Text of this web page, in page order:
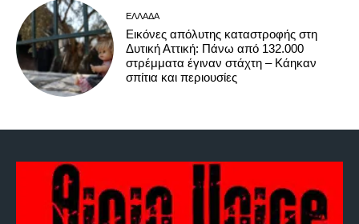
ΕΛΛΆΔΑ
Εικόνες απόλυτης καταστροφής στη
Δυτική Αττική: Πάνω από 132.000
στρέμματα έγιναν στάχτη – Κάηκαν
σπίτια και περιουσίες